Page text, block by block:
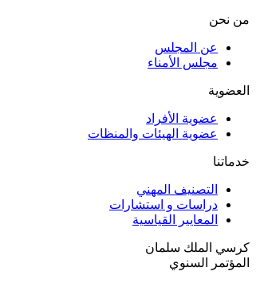
من نحن
عن المجلس
مجلس الأمناء
العضوية
عضوية الأفراد
عضوية الهيئات والمنظات
خدماتنا
التصنيف المهني
دراسات و استشارات
المعايير القياسية
كرسي الملك سلمان
المؤتمر السنوي